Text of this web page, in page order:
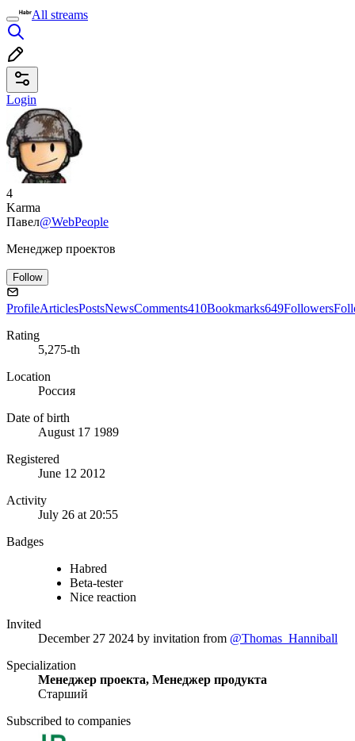
All streams
Login
4
Karma
Павел@WebPeople
Менеджер проектов
Follow
ProfileArticlesPostsNewsComments410Bookmarks649Followers
Rating
5,275-th
Location
Россия
Date of birth
August 17 1989
Registered
June 12 2012
Activity
July 26 at 20:55
Badges
Habred
Beta-tester
Nice reaction
Invited
December 27 2024 by invitation from @Thomas_Hanniball
Specialization
Менеджер проекта, Менеджер продукта
Старший
Subscribed to companies